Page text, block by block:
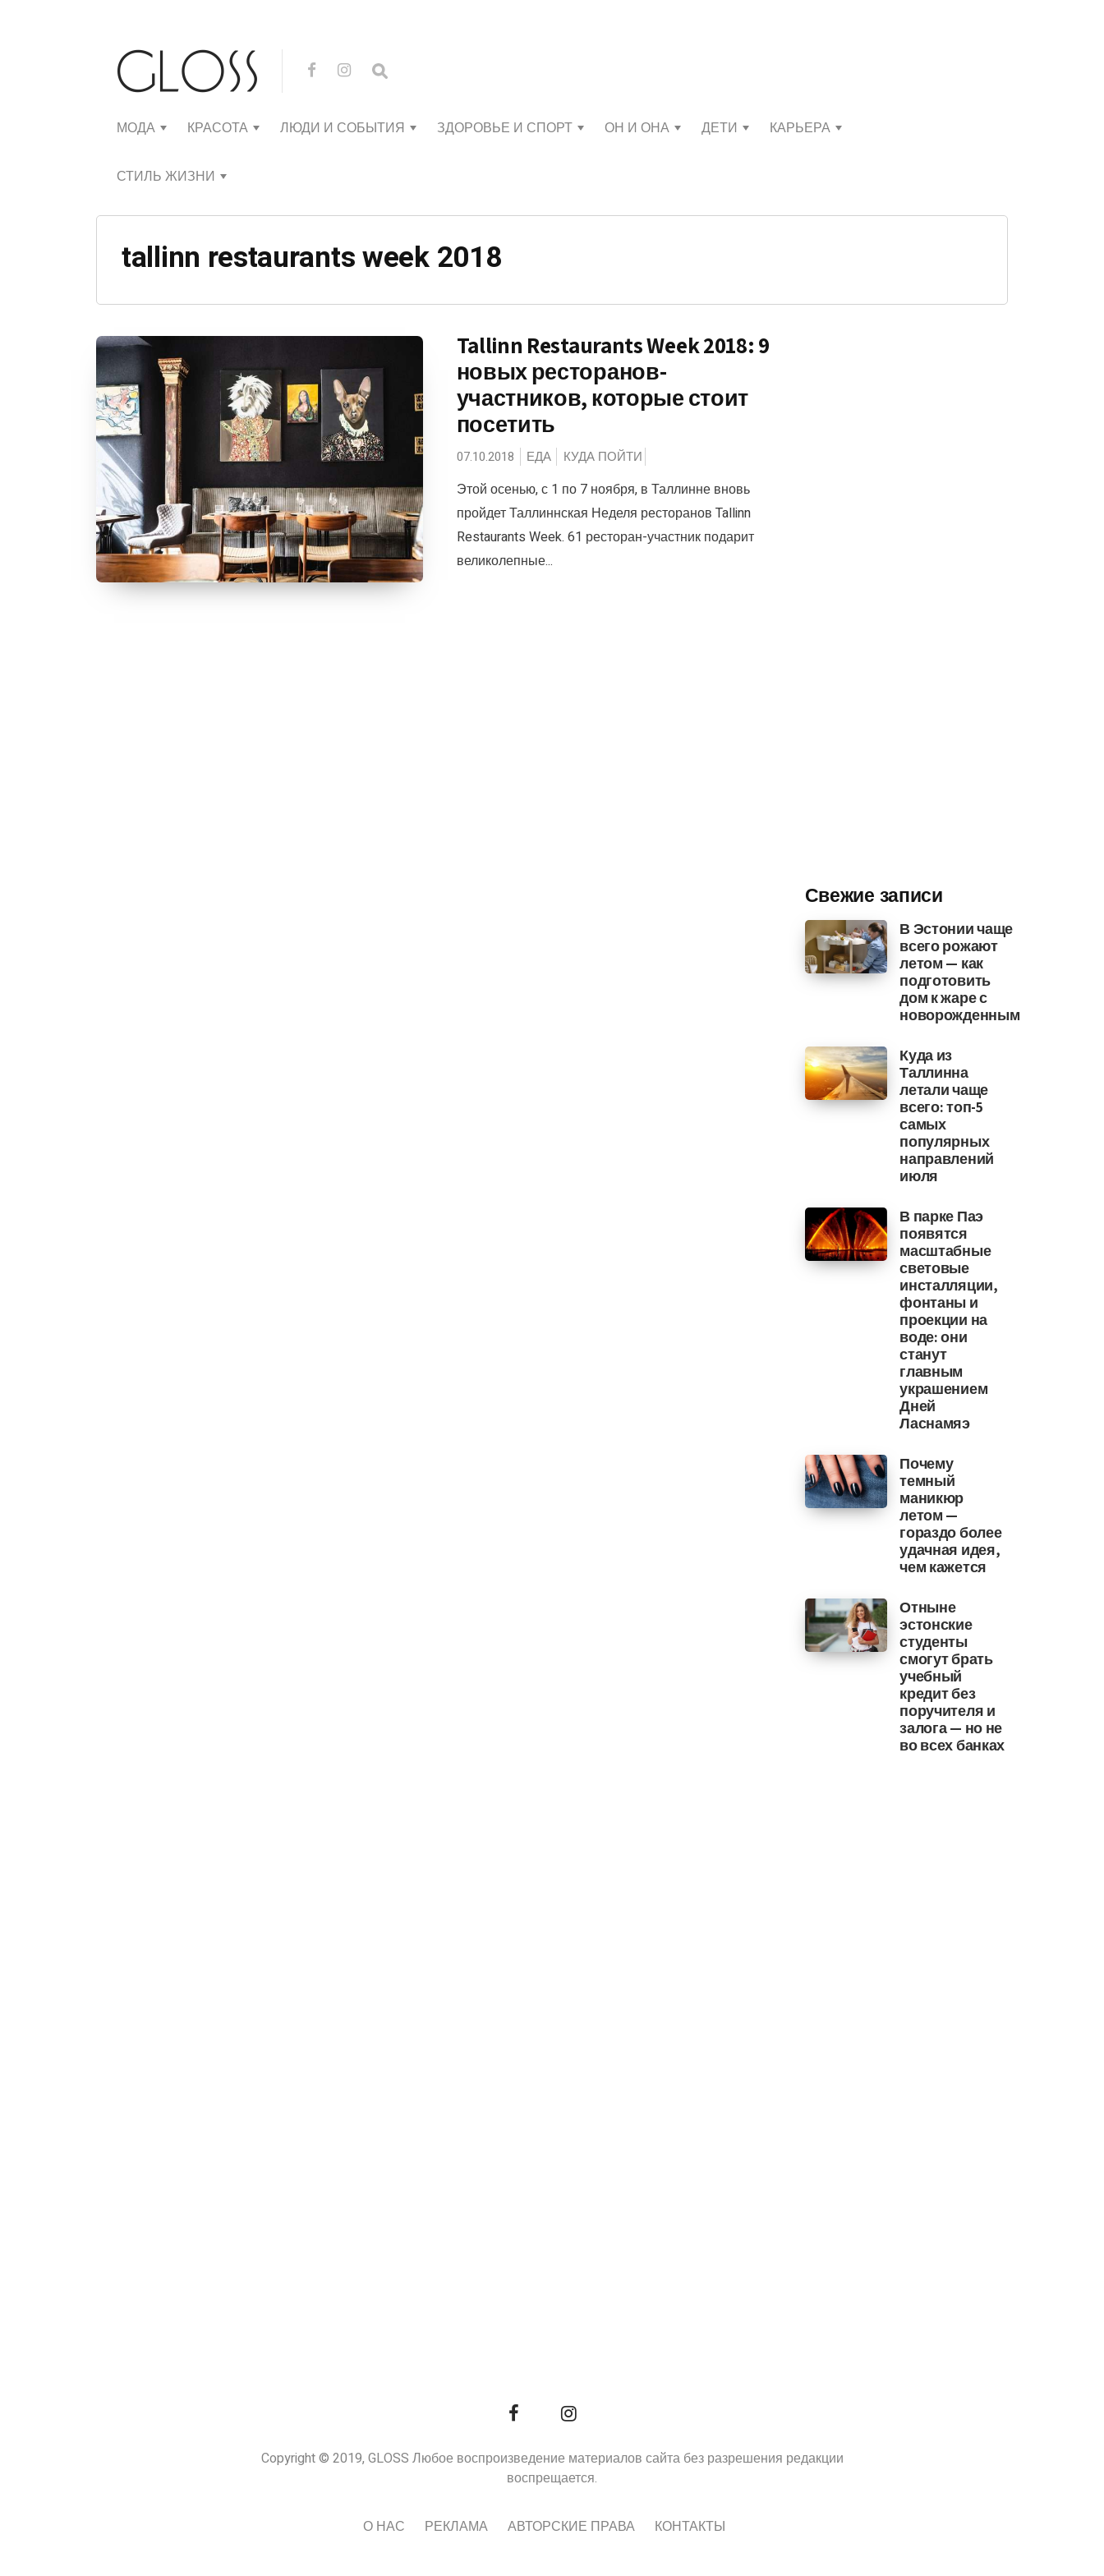
МОДА КРАСОТА ЛЮДИ И СОБЫТИЯ ЗДОРОВЬЕ И СПОРТ ОН И ОНА ДЕТИ КАРЬЕРА
СТИЛЬ ЖИЗНИ
tallinn restaurants week 2018
Tallinn Restaurants Week 2018: 9
новых ресторанов-
участников, которые стоит
посетить
07.10.2018 ЕДА КУДА ПОЙТИ
Этой осенью, с 1 по 7 ноября, в Таллинне вновь
пройдет Таллиннская Неделя ресторанов Tallinn
Restaurants Week. 61 ресторан-участник подарит
великолепные...
Свежие записи
В Эстонии чаще
всего рожают
летом — как
подготовить
дом к жаре с
новорожденным
Куда из
Таллинна
летали чаще
всего: топ-5
самых
популярных
направлений
июля
В парке Паэ
появятся
масштабные
световые
инсталляции,
фонтаны и
проекции на
воде: они
станут
главным
украшением
Дней
Ласнамяэ
Почему
темный
маникюр
летом —
гораздо более
удачная идея,
чем кажется
Отныне
эстонские
студенты
смогут брать
учебный
кредит без
поручителя и
залога — но не
во всех банках
Copyright © 2019, GLOSS Любое воспроизведение материалов сайта без разрешения редакции
воспрещается.
О НАС РЕКЛАМА АВТОРСКИЕ ПРАВА КОНТАКТЫ